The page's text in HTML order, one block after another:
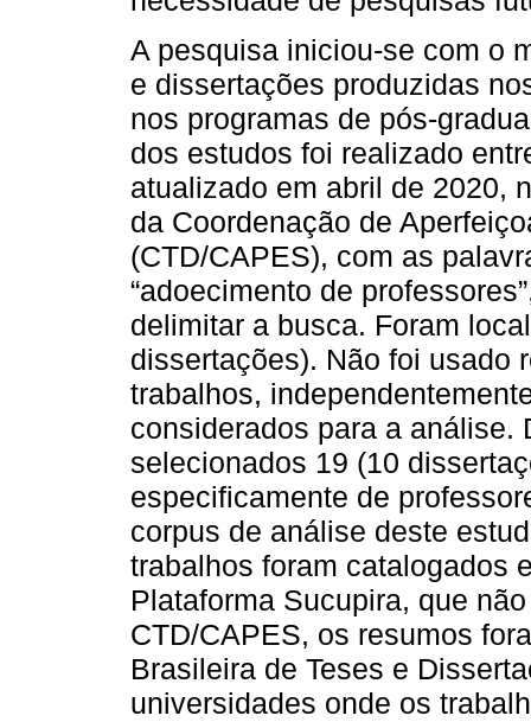
A pesquisa iniciou-se com o
e dissertações produzidas
nos programas de pós-
dos estudos foi realizado
atualizado em abril de 2020,
da Coordenação de
(CTD/CAPES), com as
“adoecimento de
delimitar a busca. Foram
dissertações). Não foi usado
trabalhos,
considerados para a análise.
selecionados 19 (10
especificamente de
corpus de análise deste
trabalhos foram catalogados
Plataforma Sucupira, que
CTD/CAPES, os resumos
Brasileira de Teses e
universidades onde os